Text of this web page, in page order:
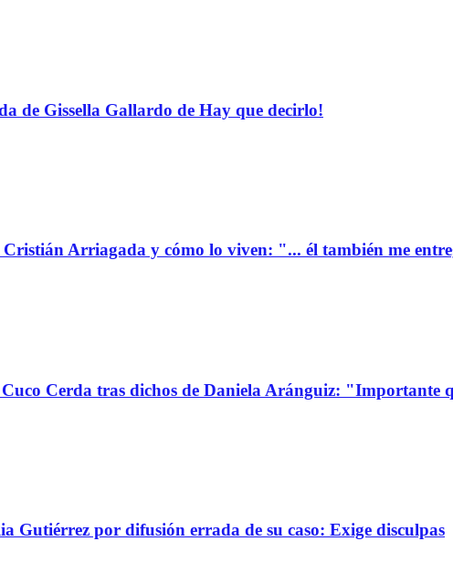
de Gissella Gallardo de Hay que decirlo!
Arriagada y cómo lo viven: "... él también me
Cerda tras dichos de Daniela Aránguiz: "Importante
Gutiérrez por difusión errada de su caso: Exige disculpas